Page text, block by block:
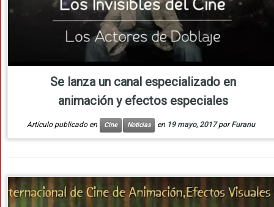
Se lanza un canal especializado en
animación y efectos especiales
Artículo publicado en Cine Noticias en 19 mayo, 2017 porFuranu